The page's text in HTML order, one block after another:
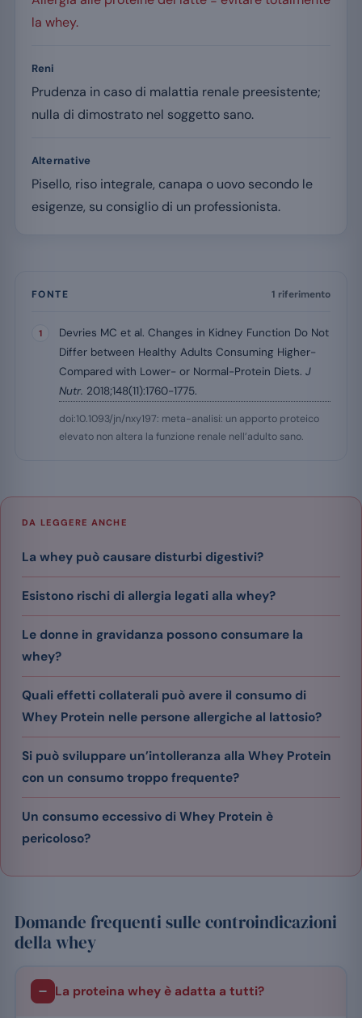
la whey.
Reni
Prudenza in caso di malattia renale preesistente;
nulla di dimostrato nel soggetto sano.
Alternative
Pisello, riso integrale, canapa o uovo secondo le
esigenze, su consiglio di un professionista.
FONTE 1 riferimento
Devries MC et al. Changes in Kidney Function Do Not
Differ between Healthy Adults Consuming Higher-
Compared with Lower- or Normal-Protein Diets. J
Nutr. 2018;148(11):1760-1775.
doi:10.1093/jn/nxy197: meta-analisi: un apporto proteico
elevato non altera la funzione renale nell’adulto sano.
DA LEGGERE ANCHE
La whey può causare disturbi digestivi?
Esistono rischi di allergia legati alla whey?
Le donne in gravidanza possono consumare la
whey?
Quali effetti collaterali può avere il consumo di
Whey Protein nelle persone allergiche al lattosio?
Si può sviluppare un’intolleranza alla Whey Protein
con un consumo troppo frequente?
Un consumo eccessivo di Whey Protein è
pericoloso?
Domande frequenti sulle controindicazioni
della whey
La proteina whey è adatta a tutti?